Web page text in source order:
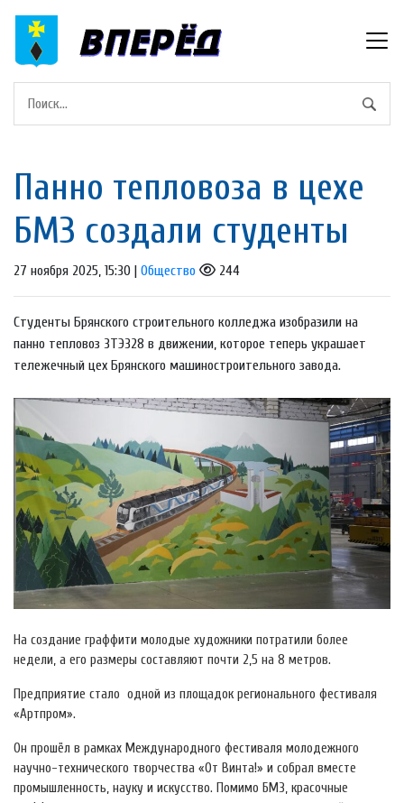
Панно тепловоза в цехе
БМЗ создали студенты
27 ноября 2025, 15:30 | Общество 244
Студенты Брянского строительного колледжа изобразили на
панно тепловоз 3ТЭ328 в движении, которое теперь украшает
тележечный цех Брянского машиностроительного завода.
На создание граффити молодые художники потратили более
недели, а его размеры составляют почти 2,5 на 8 метров.
Предприятие стало одной из площадок регионального фестиваля
«Артпром».
Он прошёл в рамках Международного фестиваля молодежного
научно-технического творчества «От Винта!» и собрал вместе
промышленность, науку и искусство. Помимо БМЗ, красочные